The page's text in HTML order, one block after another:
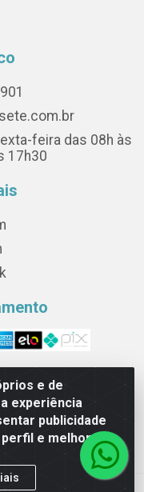
e de
experiência
publicidade
e melhorar a
feira das 08h às
17h30
Setecentos, S/N,
- CEP 29161-414 -
44